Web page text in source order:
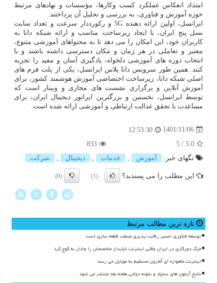
امتداد انعکاس عملکرد کسب وکارها، مؤسسات و نهادهای مرتبط
حوزه آموزش و فناوری، به بررسی و تحلیل آن پرداختند.
ایرانسل، اولین ارائه دهنده 5G و رکورددار سرعت و تعداد سایت
نسل پنج ایران، با ایجاد زیرساخت مناسب و ارائه شبکه دانا به
کاربران خود، این امکان را می دهد تا به محتواهای آموزشی متنوع،
معتبر و تعاملی در هر زمان و مکان دسترسی داشته باشند و با
انتخاب دوره های آموزشی دلخواه، یادگیری آسان و مفید را تجربه
کنند. همین طور سرویس دانا پلاس ایرانسل، یکی از پلت فرم های
اصلی شبکه دانا، زیرساخت اختصاصی آموزش هوشمند کشور، برای
آموزش آنلاین و برگزاری نشست های مجازی و وبینار است که
توسط ایرانسل، نخستین و بزرگترین اپراتور دیجیتال ایران، برای
مساعدت با تحقق عدالت ارتباطی و آموزشی ارائه شده است.
1401/11/06
12:53:30
5.0
/
5
833
تگهای خبر:
آموزش , خدمات , دیجیتال , شركت
این مطلب را می پسندید؟ (1)
(0)
X
تازه ترین مطالب مرتبط
توسعه فناوری، مسیر رقابت پذیری صنعت قطعه سازی است
مرگ دورکاری در ایران وقتی اینترنت ناپایدار متخصصان را وادار به کوچ کرد
اینترنت ماهواره ای آمازون مستقیم به موبایل می رسد
نتایج آزمون های سمپاد و نمونه دولتی هفته بعد منتشر می شود